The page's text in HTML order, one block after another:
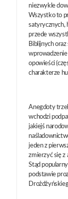
niezwykle
Wszystko to
satyrycznych,
przede
Biblijnych
opowieści
charakterze
Anegdoty
wchodzi
jakiejś
jeden z
zmierzyć się z
Stąd
podstawie